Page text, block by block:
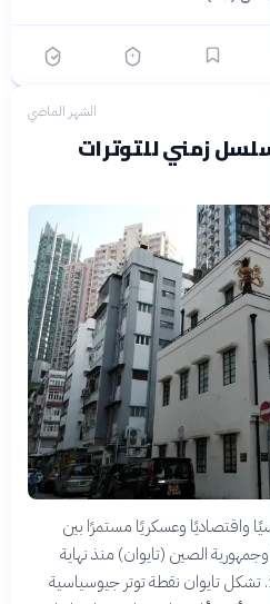
الشهر الماضي
زمني للتوترات
واقتصاديًا وعسكريًا مستمرًا بين
الصين (تايوان) منذ نهاية
الحرب الأهلية الصينية عام 1949. تشكل تايوان نقطة توتر جيوسياسية